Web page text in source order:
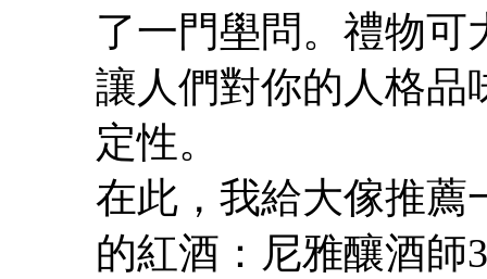
了一門壆問。禮物可
讓人們對你的人格品
定性。
在此，我給大傢推薦
的紅酒：尼雅釀酒師